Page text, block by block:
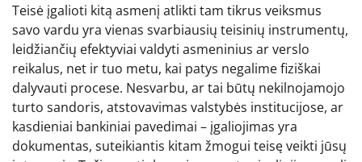
Teisė įgalioti kitą asmenį atlikti tam tikrus veiksmus
savo vardu yra vienas svarbiausių teisinių instrumentų,
leidžiančių efektyviai valdyti asmeninius ar verslo
reikalus, net ir tuo metu, kai patys negalime fiziškai
dalyvauti procese. Nesvarbu, ar tai būtų nekilnojamojo
turto sandoris, atstovavimas valstybės institucijose, ar
kasdieniai bankiniai pavedimai – įgaliojimas yra
dokumentas, suteikiantis kitam žmogui teisę veikti jūsų